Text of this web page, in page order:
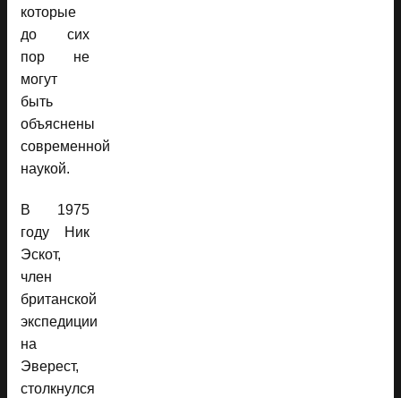
которые
до сих
пор не
могут
быть
объяснены
современной
наукой.
В 1975
году Ник
Эскот,
член
британской
экспедиции
на
Эверест,
столкнулся